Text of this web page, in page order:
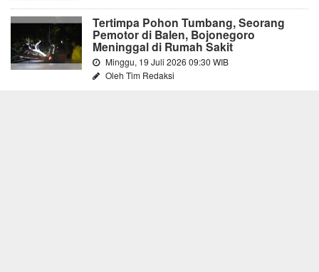
Tertimpa Pohon Tumbang, Seorang
Pemotor di Balen, Bojonegoro
Meninggal di Rumah Sakit
Minggu, 19 Juli 2026 09:30 WIB
Oleh Tim Redaksi